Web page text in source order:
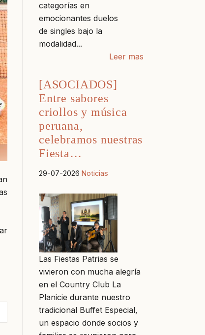
categorías en
emocionantes duelos
de singles bajo la
modalidad...
Leer mas
[ASOCIADOS]
Entre sabores
criollos y música
peruana,
celebramos nuestras
Fiesta…
29-07-2026 Noticias
Las Fiestas Patrias se
vivieron con mucha alegría
en el Country Club La
Planicie durante nuestro
tradicional Buffet Especial,
un espacio donde socios y